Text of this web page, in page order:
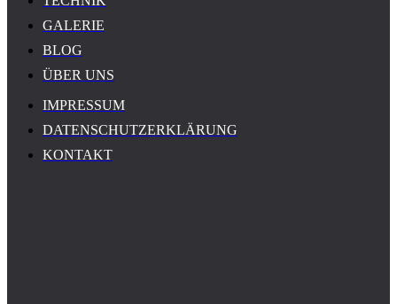
GALERIE
BLOG
ÜBER UNS
IMPRESSUM
DATENSCHUTZERKLÄRUNG
KONTAKT